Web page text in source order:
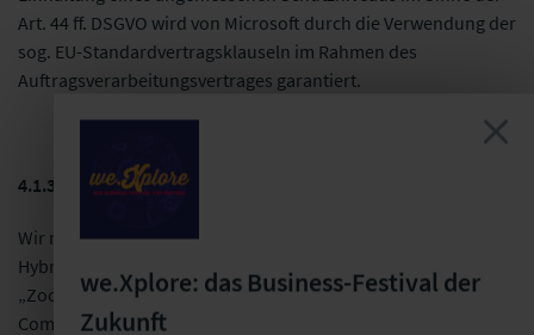
Art. 44 ff. DSGVO wird von Microsoft durch die Verwendung der
sog. EU-Standardvertragsklauseln im Rahmen des
Auftragsverarbeitungsvertrages garantiert.
4.1.3 Zoom
Wir nutzen für die Durchführung unserer Online- oder
Hybriden-Veranstaltungen zudem ggf. das Tool „Zoom“.
„Zoom“ ist ein Software-Tool der Zoom Video
Communications Inc., 55 Almaden Boulevard, 6th Floor, San
we.Xplore: das Business-Festival der
Zukunft